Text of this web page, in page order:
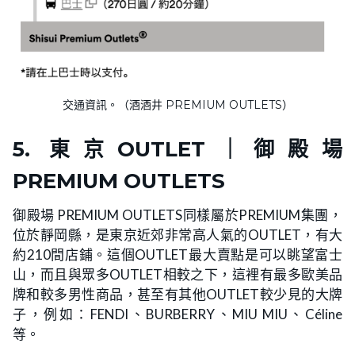
交通資訊。（酒酒井 PREMIUM OUTLETS）
5.東京OUTLET｜ 御殿場
PREMIUM OUTLETS
御殿場 PREMIUM OUTLETS同樣屬於PREMIUM集團，
位於靜岡縣，是東京近郊非常高人氣的OUTLET，有大
約210間店鋪。這個OUTLET最大賣點是可以眺望富士
山，而且與眾多OUTLET相較之下，這裡有最多歐美品
牌和較多男性商品，甚至有其他OUTLET較少見的大牌
子，例如：FENDI、BURBERRY、MIU MIU、Céline
等。